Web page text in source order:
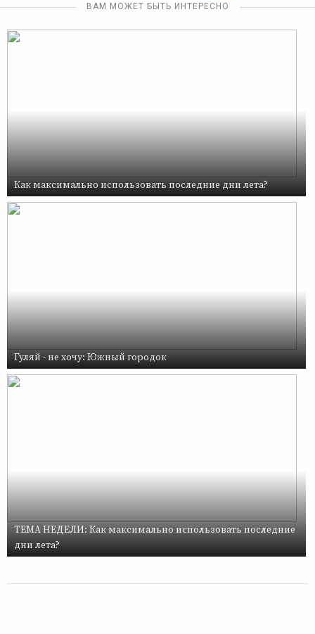
ВАМ МОЖЕТ БЫТЬ ИНТЕРЕСНО
Как максимально использовать последние дни лета?
Гуляй - не хочу: Южный городок
ТЕМА НЕДЕЛИ: Как максимально использовать последние
дни лета?